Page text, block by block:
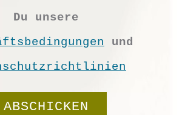
Du unsere
und